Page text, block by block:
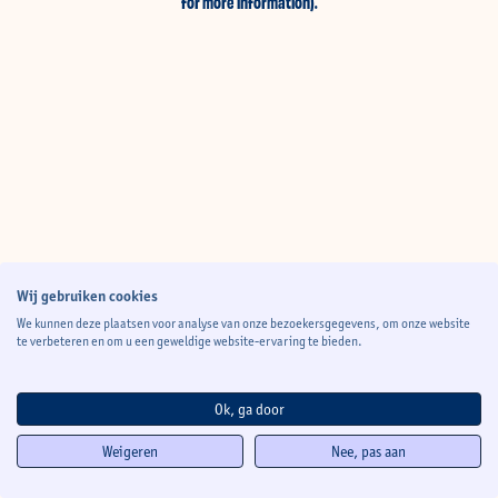
Wij gebruiken cookies
We kunnen deze plaatsen voor analyse van onze bezoekersgegevens, om onze website
te verbeteren en om u een geweldige website-ervaring te bieden.
Ok, ga door
Weigeren Nee, pas aan